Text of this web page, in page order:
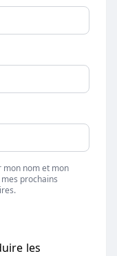
mon nom et mon
prochains
les